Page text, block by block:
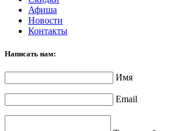
Афиша
Новости
Контакты
Написать нам:
Имя
Email